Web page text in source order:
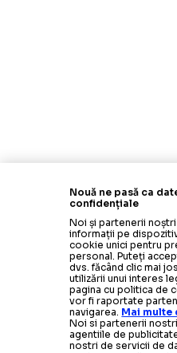
Nouă ne pasă ca
confidențiale
Noi și partenerii noștri
informații pe
cookie unici pentru
personal. Puteți
dvs. făcând clic mai
utilizării unui interes
pagina cu politica de
vor fi raportate
navigarea. Mai multe
Noi si partenerii
agentiile de
nostri de servicii de